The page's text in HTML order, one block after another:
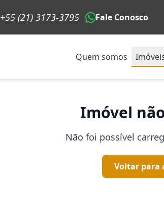
+55 (21) 3173-3795 Fale Conosco
Quem somos
Imóvel
Não foi possível
Voltar para